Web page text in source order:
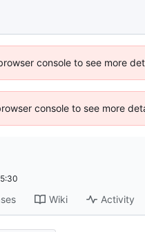
console to see more
console to see more
Wiki Activity